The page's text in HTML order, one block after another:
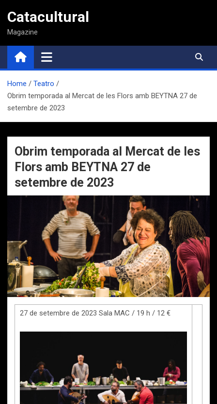
contenido
Catacultural
Magazine
Home
Teatro
Obrim temporada al Mercat de les Flors amb BEYTNA 27 de
setembre de 2023
Obrim temporada al Mercat de les
Flors amb BEYTNA 27 de
setembre de 2023
27 de setembre de 2023 Sala MAC / 19 h / 12 €